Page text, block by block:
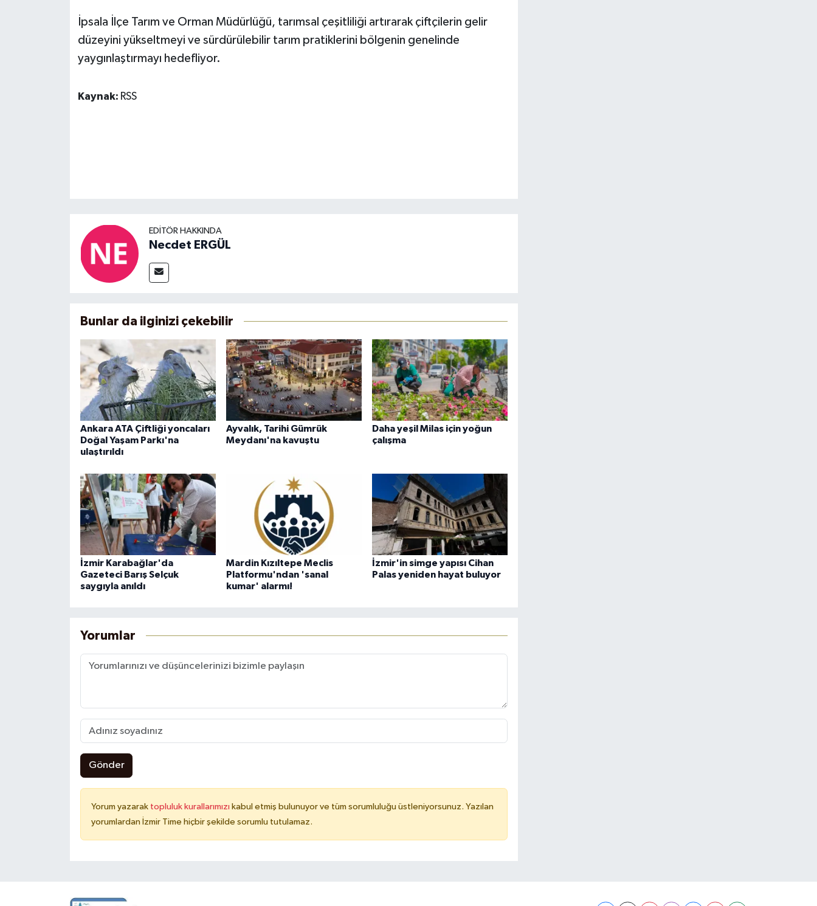
İpsala İlçe Tarım ve Orman Müdürlüğü, tarımsal çeşitliliği artırarak çiftçilerin gelir
düzeyini yükseltmeyi ve sürdürülebilir tarım pratiklerini bölgenin genelinde
yaygınlaştırmayı hedefliyor.
Kaynak: RSS
EDITÖR HAKKINDA
Necdet ERGÜL
Bunlar da ilginizi çekebilir
Ankara ATA Çiftliği yoncaları
Doğal Yaşam Parkı'na
ulaştırıldı
Ayvalık, Tarihi Gümrük
Meydanı'na kavuştu
Daha yeşil Milas için yoğun
çalışma
İzmir Karabağlar'da
Gazeteci Barış Selçuk
saygıyla anıldı
Mardin Kızıltepe Meclis
Platformu'ndan 'sanal
kumar' alarmı!
İzmir'in simge yapısı Cihan
Palas yeniden hayat buluyor
Yorumlar
Gönder
Yorum yazarak topluluk kurallarımızı kabul etmiş bulunuyor ve tüm sorumluluğu üstleniyorsunuz. Yazılan
yorumlardan İzmir Time hiçbir şekilde sorumlu tutulamaz.